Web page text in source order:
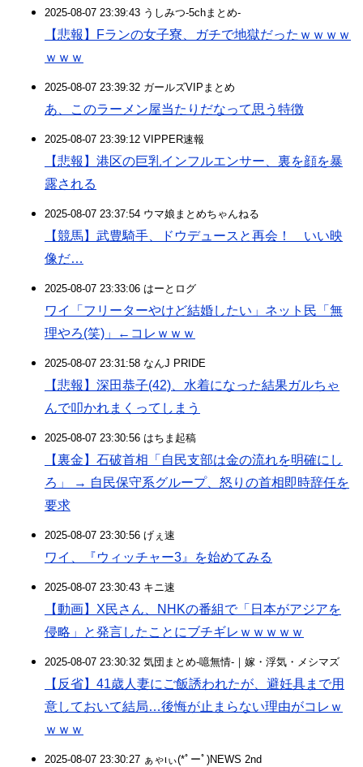
2025-08-07 23:39:43 うしみつ-5chまとめ-
【悲報】Fランの女子寮、ガチで地獄だったｗｗｗｗ
ｗｗｗ
2025-08-07 23:39:32 ガールズVIPまとめ
あ、このラーメン屋当たりだなって思う特徴
2025-08-07 23:39:12 VIPPER速報
【悲報】港区の巨乳インフルエンサー、裏を顔を暴
露される
2025-08-07 23:37:54 ウマ娘まとめちゃんねる
【競馬】武豊騎手、ドウデュースと再会！ いい映
像だ…
2025-08-07 23:33:06 はーとログ
ワイ「フリーターやけど結婚したい」ネット民「無
理やろ(笑)」←コレｗｗｗ
2025-08-07 23:31:58 なんJ PRIDE
【悲報】深田恭子(42)、水着になった結果ガルちゃ
んで叩かれまくってしまう
2025-08-07 23:30:56 はちま起稿
【裏金】石破首相「自民支部は金の流れを明確にし
ろ」 → 自民保守系グループ、怒りの首相即時辞任を
要求
2025-08-07 23:30:56 げぇ速
ワイ、『ウィッチャー3』を始めてみる
2025-08-07 23:30:43 キニ速
【動画】X民さん、NHKの番組で「日本がアジアを
侵略」と発言したことにブチギレｗｗｗｗｗ
2025-08-07 23:30:32 気団まとめ-噫無情-｜嫁・浮気・メシマズ
【反省】41歳人妻にご飯誘われたが、避妊具まで用
意しておいて結局…後悔が止まらない理由がコレｗ
ｗｗｗ
2025-08-07 23:30:27 ぁゃιぃ(*ﾟーﾟ)NEWS 2nd